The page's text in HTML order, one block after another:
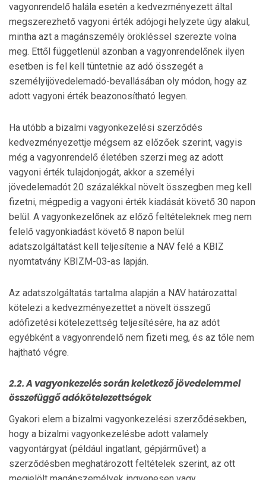
vagyonrendelő halála esetén a kedvezményezett által
megszerezhető vagyoni érték adójogi helyzete úgy alakul,
mintha azt a magánszemély örökléssel szerezte volna
meg. Ettől függetlenül azonban a vagyonrendelőnek ilyen
esetben is fel kell tüntetnie az adó összegét a
személyijövedelemadó-bevallásában oly módon, hogy az
adott vagyoni érték beazonosítható legyen.
Ha utóbb a bizalmi vagyonkezelési szerződés
kedvezményezettje mégsem az előzőek szerint, vagyis
még a vagyonrendelő életében szerzi meg az adott
vagyoni érték tulajdonjogát, akkor a személyi
jövedelemadót 20 százalékkal növelt összegben meg kell
fizetni, mégpedig a vagyoni érték kiadását követő 30 napon
belül. A vagyonkezelőnek az előző feltételeknek meg nem
felelő vagyonkiadást követő 8 napon belül
adatszolgáltatást kell teljesítenie a NAV felé a KBIZ
nyomtatvány KBIZM-03-as lapján.
Az adatszolgáltatás tartalma alapján a NAV határozattal
kötelezi a kedvezményezettet a növelt összegű
adófizetési kötelezettség teljesítésére, ha az adót
egyébként a vagyonrendelő nem fizeti meg, és az tőle nem
hajtható végre.
2.2. A vagyonkezelés során keletkező jövedelemmel
összefüggő adókötelezettségek
Gyakori elem a bizalmi vagyonkezelési szerződésekben,
hogy a bizalmi vagyonkezelésbe adott valamely
vagyontárgyat (például ingatlant, gépjárművet) a
szerződésben meghatározott feltételek szerint, az ott